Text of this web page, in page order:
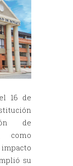
16 de
de
como
su